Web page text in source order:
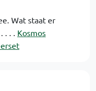
Wat staat er
. . Kosmos